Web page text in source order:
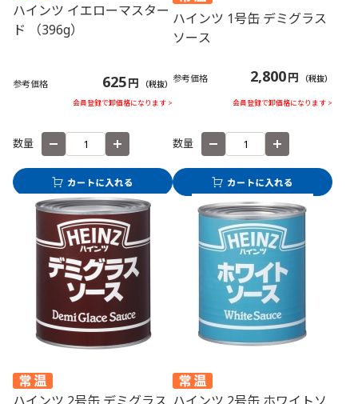
ハインツ イエローマスター
ド （396g）
参考価格 625円 （税抜）
会員登録で卸価格になります >
数量
ハインツ 1号缶 デミグラス
ソース
参考価格 2,800円 （税抜）
会員登録で卸価格になります >
数量